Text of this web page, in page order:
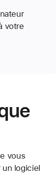
votre
vous
un logiciel